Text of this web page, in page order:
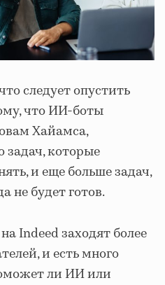
следует опустить
что ИИ-боты
Хайамса,
задач, которые
и еще больше задач,
не будет готов.
Indeed заходят более
и есть много
ли ИИ или